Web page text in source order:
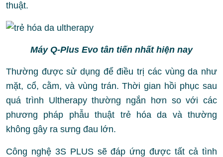
thuật.
Máy Q-Plus Evo tân tiến nhất hiện nay
Thường được sử dụng để điều trị các vùng da như
mặt, cổ, cằm, và vùng trán. Thời gian hồi phục sau
quá trình Ultherapy thường ngắn hơn so với các
phương pháp phẫu thuật trẻ hóa da và thường
không gây ra sưng đau lớn.
Công nghệ 3S PLUS sẽ đáp ứng được tất cả tình